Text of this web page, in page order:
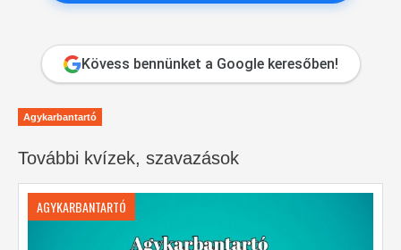
Kövess bennünket a Google keresőben!
Agykarbantartó
További kvízek, szavazások
AGYKARBANTARTÓ